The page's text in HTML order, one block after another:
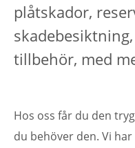
plåtskador,
tillbehör, med
Hos oss får du den
du behöver den. Vi